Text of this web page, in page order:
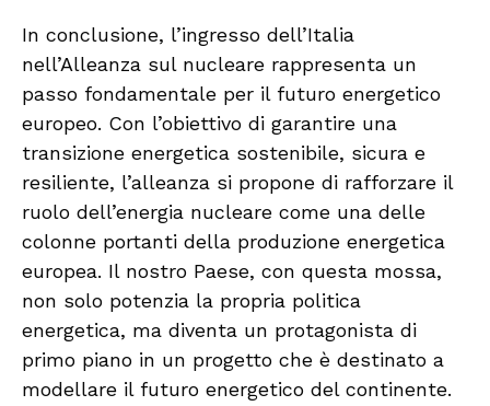
In conclusione, l’ingresso dell’Italia
nell’Alleanza sul nucleare rappresenta un
passo fondamentale per il futuro energetico
europeo. Con l’obiettivo di garantire una
transizione energetica sostenibile, sicura e
resiliente, l’alleanza si propone di rafforzare il
ruolo dell’energia nucleare come una delle
colonne portanti della produzione energetica
europea. Il nostro Paese, con questa mossa,
non solo potenzia la propria politica
energetica, ma diventa un protagonista di
primo piano in un progetto che è destinato a
modellare il futuro energetico del continente.